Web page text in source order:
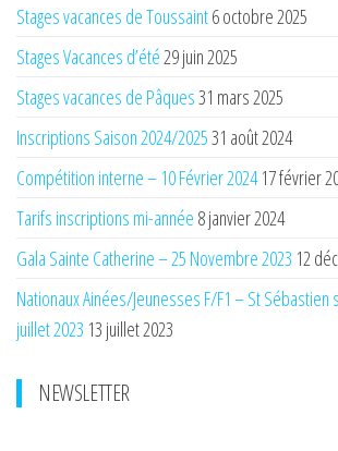
Stages vacances de Toussaint6 octobre 2025
Stages Vacances d’été29 juin 2025
Stages vacances de Pâques31 mars 2025
Inscriptions Saison 2024/202531 août 2024
Compétition interne – 10 Février 2024 17 février
Tarifs inscriptions mi-année 8 janvier 2024
Gala Sainte Catherine – 25 Novembre 2023 12
Nationaux Ainées/Jeunesses F/F1 – St Sébastien
juillet 2023 13 juillet 2023
NEWSLETTER